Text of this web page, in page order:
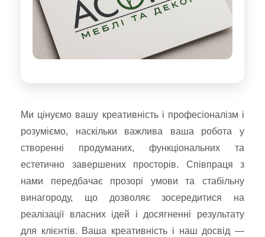
Ми цінуємо вашу креативність і професіоналізм і
розуміємо, наскільки важлива ваша робота у
створенні продуманих, функціональних та
естетично завершених просторів. Співпраця з
нами передбачає прозорі умови та стабільну
винагороду, що дозволяє зосередитися на
реалізації власних ідей і досягненні результату
для клієнтів. Ваша креативність і наш досвід —